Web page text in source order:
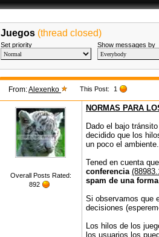
Juegos (thread closed)
Set priority Show messages by
From:Alexenko This Post: 1
Overall Posts Rated:
892
NORMAS PARA
Dado el bajo
decidido que los
un poco el ambiente.
Tened en cuenta
conferencia
spam de una
Si observamos que
decisiones
Los hilos de los
los usuarios los